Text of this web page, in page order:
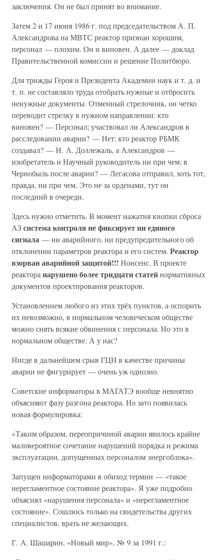
заключения. Он не был принят во внимание.
Затем 2 и 17 июня 1986 г. под председательством А. П.
Александрова на МВТС реактор признан хорошим,
персонал — плохим. Он и виновен. А далее — доклад
Правительственной комиссии и решение Политбюро.
Для трижды Героя и Президента Академии наук и т. д. и
т. п. не составляло труда отобрать нужные и отбросить
ненужные документы. Отменный стрелочник, он четко
переводит стрелку в нужном направлении: кто
виновен? — Персонал; участвовал ли Александров в
расследовании аварии? — Нет; кто реактор РБМК
создавал? — Н. А. Доллежаль, а Александров —
изобретатель и Научный руководитель ни при чем; в
Чернобыль после аварии? — Легасова отправил, хоть тот,
правда, ни при чем. Это не за орденами, тут он
последний в очереди.
Здесь нужно отметить. В момент нажатия кнопки сброса
АЗсистема контроля не фиксирует ни единого
сигнала — ни аварийного, ни предупредительного об
отклонении параметров реактора и его систем. Реактор
взорван аварийной защитой!!! Нонсенс. В проекте
реактора нарушено более тридцати статейнормативных
документов проектирования реакторов.
Установлением любого из этих трёх пунктов, а оспорить
их невозможно, в нормальном человеческом обществе
можно снять всякие обвинения с персонала. Но это в
нормальном обществе. А у нас?
Нигде в дальнейшем срыв ГЦН в качестве причины
аварии не фигурирует — очень уж одиозно.
Советские информаторы в МАГАТЭ вообще невнятно
объясняют фазу разгона реактора. Но зато появилась
новая формулировка:
«Таким образом, переопричиной аварии явилось крайне
маловероятное сочетание нарушений порядка и режима
эксплуатации, допущенных персоналом энергоблока».
Запущен информаторами в обиход термин — «такое
нерегламентное состояние реактора». Я уже подробно
объяснял «нарушения персонала» и «нерегламентное
состояние». Сошлюсь только на свидетельства других
специалистов, врать не желающих.
Г. А. Шашарин, «Новый мир», № 9 за 1991 г.: